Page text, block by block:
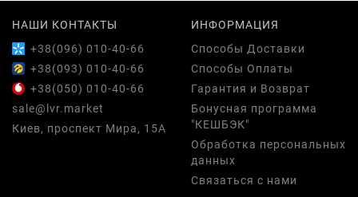
НАШИ КОНТАКТЫ
+38(096) 010-40-66
+38(093) 010-40-66
+38(050) 010-40-66
sale@lvr.market
Киев, проспект Мира, 15А
ИНФОРМАЦИЯ
Способы Доставки
Способы Оплаты
Гарантия и Возврат
Бонусная программа
"КЕШБЭК"
Обработка персональных
данных
Связаться с нами